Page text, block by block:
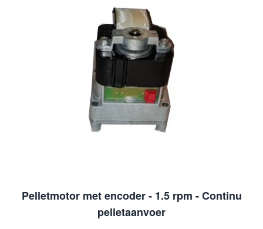
Pelletmotor met encoder - 1.5 rpm - Continu
pelletaanvoer